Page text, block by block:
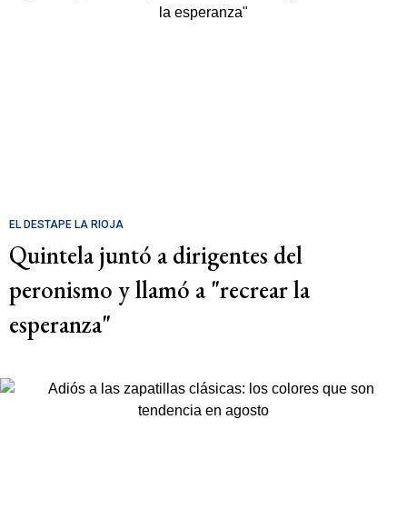
EL DESTAPE LA RIOJA
Quintela juntó a dirigentes del
peronismo y llamó a "recrear la
esperanza"